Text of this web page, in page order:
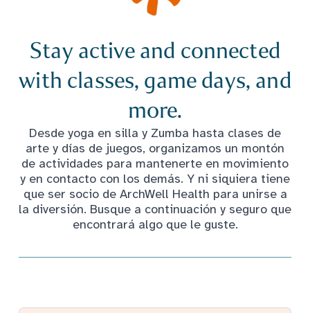
Stay active and connected
with classes, game days, and
more.
Desde yoga en silla y Zumba hasta clases de
arte y días de juegos, organizamos un montón
de actividades para mantenerte en movimiento
y en contacto con los demás. Y ni siquiera tiene
que ser socio de ArchWell Health para unirse a
la diversión. Busque a continuación y seguro que
encontrará algo que le guste.